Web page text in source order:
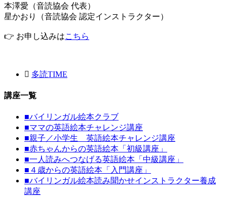
本澤愛（音読協会 代表）
星かおり（音読協会 認定インストラクター）
👉 お申し込みはこちら
多読TIME
講座一覧
■バイリンガル絵本クラブ
■ママの英語絵本チャレンジ講座
■親子／小学生 英語絵本チャレンジ講座
■赤ちゃんからの英語絵本「初級講座」
■一人読みへつなげる英語絵本「中級講座」
■ ４歳からの英語絵本「入門講座」
■バイリンガル絵本読み聞かせインストラクター養成
講座